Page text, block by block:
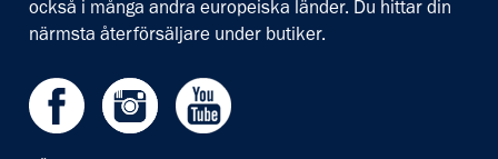
också i många andra europeiska länder. Du hittar din
närmsta återförsäljare under butiker.
Facebook Instagram Youtube